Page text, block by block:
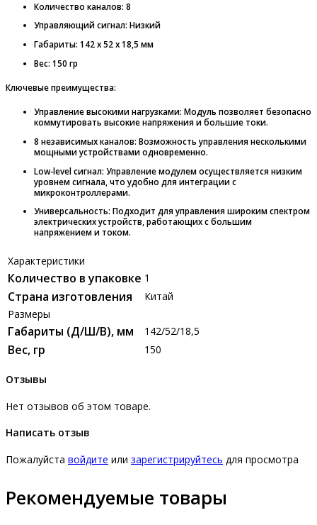
Количество каналов: 8
Управляющий сигнал: Низкий
Габариты: 142 x 52 x 18,5 мм
Вес: 150 гр
Ключевые преимущества:
Управление высокими нагрузками: Модуль позволяет безопасно
коммутировать высокие напряжения и большие токи.
8 независимых каналов: Возможность управления несколькими
мощными устройствами одновременно.
Low-level сигнал: Управление модулем осуществляется низким
уровнем сигнала, что удобно для интеграции с
микроконтроллерами.
Универсальность: Подходит для управления широким спектром
электрических устройств, работающих с большим
напряжением и током.
Характеристики
Количество в упаковке 1
Страна изготовления
Китай
Размеры
Габариты (Д/Ш/В), мм 142/52/18,5
Вес, гр 150
Отзывы
Нет отзывов об этом товаре.
Написать отзыв
Пожалуйста войдите или зарегистрируйтесь для просмотра
Рекомендуемые товары